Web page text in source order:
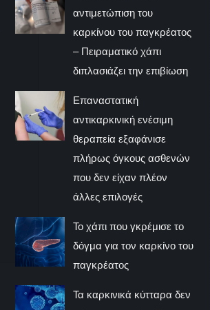
αντιμετώπιση του
καρκίνου του παγκρέατος
– Πειραματικό χάπι
διπλασιάζει την επιβίωση
Επαναστατική
αντικαρκινική ενέσιμη
θεραπεία εξαφάνισε
πλήρως όγκους ασθενών
που δεν είχαν πλέον
άλλες επιλογές
Το χάπι που γκρέμισε το
δόγμα για τον καρκίνο του
παγκρέατος
Τα καρκινικά κύτταρα δεν